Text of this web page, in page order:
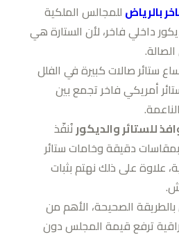
بالرياض للمجالس الملكية
داخلي فاخر، لأن الستارة هي
ستائر صالات كبيرة في الفلل
أمريكي فاخر تجمع بين
للستائر والديكورنُنفّذ
دقيقة وخامات ستائر
علاوة على ذلك نهتم بثبات
الصحيحة، الأهم من
ترفع قيمة المجلس دون